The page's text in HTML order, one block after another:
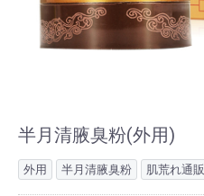
半月清腋臭粉(外用)
外用 半月清腋臭粉 肌荒れ通販